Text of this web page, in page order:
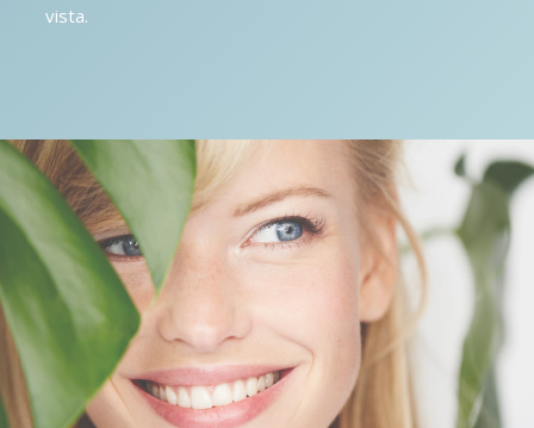
vista.